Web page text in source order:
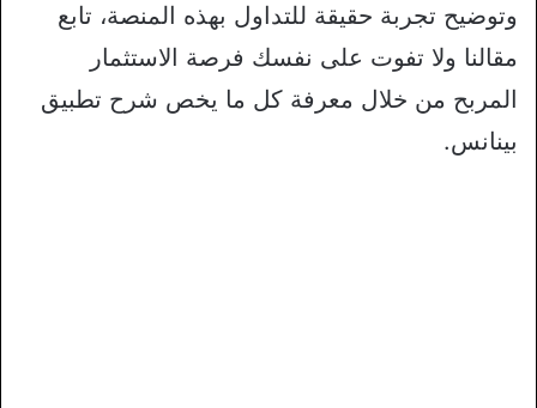
وتوضيح تجربة حقيقة للتداول بهذه المنصة، تابع
مقالنا ولا تفوت على نفسك فرصة الاستثمار
المربح من خلال معرفة كل ما يخص شرح تطبيق
بينانس.